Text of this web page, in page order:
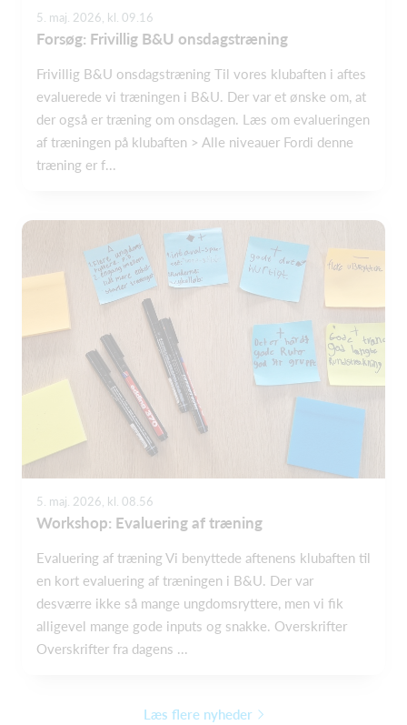
5. maj. 2026, kl. 09.16
Forsøg: Frivillig B&U onsdagstræning
Frivillig B&U onsdagstræning Til vores klubaften i aftes
evaluerede vi træningen i B&U. Der var et ønske om, at
der også er træning om onsdagen. Læs om evalueringen
af træningen på klubaften > Alle niveauer Fordi denne
træning er f...
5. maj. 2026, kl. 08.56
Workshop: Evaluering af træning
Evaluering af træning Vi benyttede aftenens klubaften til
en kort evaluering af træningen i B&U. Der var
desværre ikke så mange ungdomsryttere, men vi fik
alligevel mange gode inputs og snakke. Overskrifter
Overskrifter fra dagens ...
Læs flere nyheder